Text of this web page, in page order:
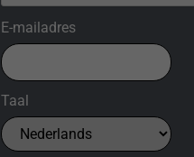
E-mailadres
Taal